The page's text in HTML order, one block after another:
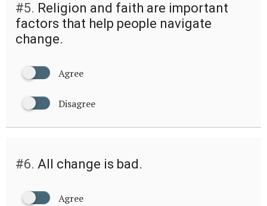
#5. Religion and faith are important
factors that help people navigate
change.
Agree
Disagree
#6. All change is bad.
Agree